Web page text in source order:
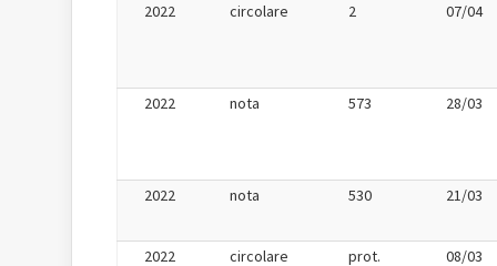
2022 circolare 2 07/04
2022 nota 573 28/03
2022 nota 530 21/03
2022 circolare prot. 08/03